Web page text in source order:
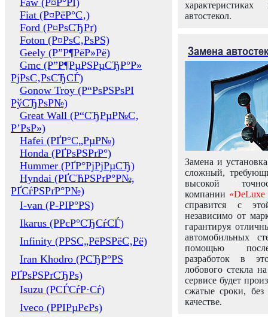
Faw (Р¤Р°РІ)
Fiat (Р¤РёР°С‚)
Ford (Р¤РѕСЂРґ)
Foton (Р¤РѕС‚РѕРЅ)
Geely (Р”Р¶РёР»Рё)
Gmc (Р”Р¶РµРЅРµСЂР°Р»
РјРѕС‚РѕСЂСЃ)
Gonow Troy (Р“РѕРЅРѕРІ
РўСЂРѕР№)
Great Wall (Р“СЂРµР№С‚
Р’РѕР»)
Hafei (РҐР°С„РµР№)
Honda (РҐРѕРЅРґР°)
Hummer (РҐР°РјРјРµСЂ)
Hyndai (РҐСЋРЅРґР°Р№,
РҐСѓРЅРґР°Р№)
I-van (Р-РІР°РЅ)
Ikarus (РРєР°СЂСѓСЃ)
Infinity (РРЅС„РёРЅРёС‚Рё)
Iran Khodro (РСЂР°РЅ
РҐРѕРЅРґСЂРѕ)
Isuzu (РСЃСѓР·Сѓ)
Iveco (РРІРµРєРѕ)
автостекол.
Замена
Замена и
сложный,
высокой
компании «DeLuxe
справится с
независимо от
гарантируя
автомобильных
помощью
разработок в
лобового стекла
сервисе будет
сжатые сроки,
качестве.